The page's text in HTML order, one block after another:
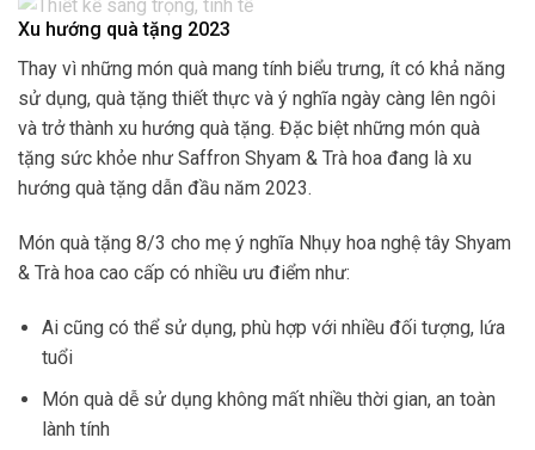
Xu hướng quà tặng 2023
Thay vì những món quà mang tính biểu trưng, ít có khả năng
sử dụng, quà tặng thiết thực và ý nghĩa ngày càng lên ngôi
và trở thành xu hướng quà tặng. Đặc biệt những món quà
tặng sức khỏe như Saffron Shyam & Trà hoa đang là xu
hướng quà tặng dẫn đầu năm 2023.
Món quà tặng 8/3 cho mẹ ý nghĩa Nhụy hoa nghệ tây Shyam
& Trà hoa cao cấp có nhiều ưu điểm như:
Ai cũng có thể sử dụng, phù hợp với nhiều đối tượng, lứa
tuổi
Món quà dễ sử dụng không mất nhiều thời gian, an toàn
lành tính